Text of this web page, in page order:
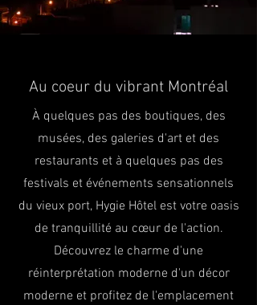
Au coeur du vibrant Montréal
À quelques pas des boutiques, des
musées, des galeries d'art et des
restaurants et à quelques pas des
festivals et événements sensationnels
du vieux port, Hygie Hôtel est votre oasis
de tranquillité au cœur de l'action.
Découvrez le charme d'une
réinterprétation moderne d'un décor
moderne et profitez de l'emplacement